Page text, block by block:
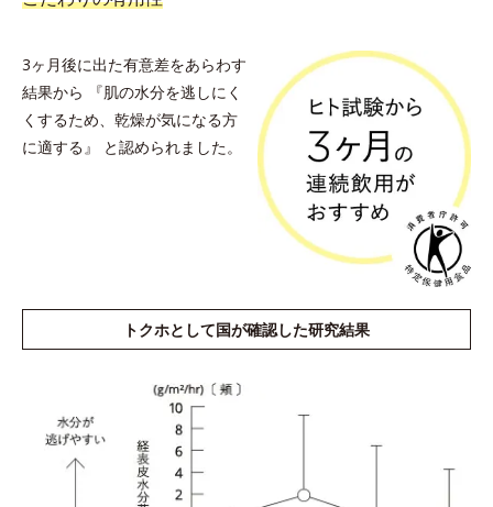
3ヶ月後に出た有意差をあらわす
結果から
『肌の水分を逃しにく
くするため、乾燥が気になる方
に適する』
と認められました。
トクホとして国が確認した研究結果